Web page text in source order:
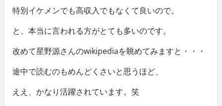
特別イケメンでも高収入でもなくて良いので。
と、本当に言われる方がとても多いのです。
改めて星野源さんのwikipediaを眺めてみますと・・・
途中で読むのもめんどくさいと思うほど、
ええ、かなり活躍されています。笑